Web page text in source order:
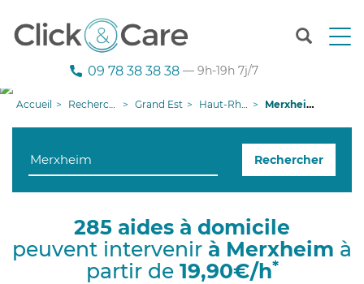
T
n
g
i
09 78 38 38 38 — 9h-19h 7j/7
Accueil Recherche aide à domicile Grand Est Haut-Rhin Merxheim
Rechercher
285 aides à domicile
peuvent intervenir à Merxheim à
partir de 19,90€/h*